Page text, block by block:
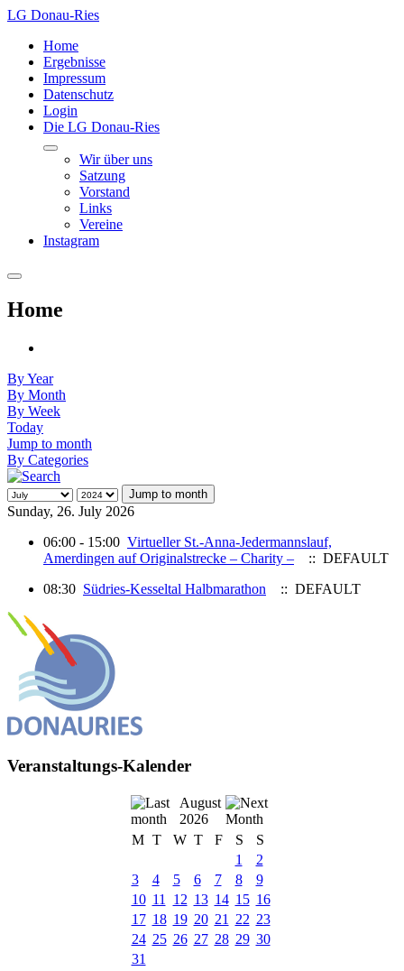
LG Donau-Ries
Home
Ergebnisse
Impressum
Datenschutz
Login
Die LG Donau-Ries
Wir über uns
Satzung
Vorstand
Links
Vereine
Instagram
Home
By Year
By Month
By Week
Today
Jump to month
By Categories
Jump to month
Sunday, 26. July 2026
06:00 - 15:00 Virtueller St.-Anna-Jedermannslauf,
Amerdingen auf Originalstrecke – Charity –
:: DEFAULT
08:30 Südries-Kesseltal Halbmarathon :: DEFAULT
Veranstaltungs-Kalender
August
2026
M T W T F S
S
1
2
3
4 5 6 7 8
9
10 11 12 13 14 15 16
17 18 19 20 21 22 23
24 25 26 27 28 29 30
31